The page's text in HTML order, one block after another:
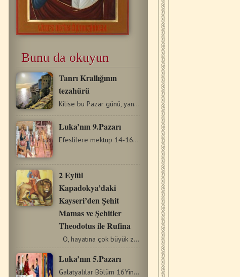
Bunu da okuyun
Tanrı Krallığının
tezahürü
Kilise bu Pazar günü, yani, Rab’bin Doğuş bayramı kutlamalarının…
Luka’nın 9.Pazarı
Efeslilere mektup 14-16Çünkü Mesih'in kendisi barışıklığımızdır.…
2 Eylül
Kapadokya’daki
Kayseri’den Şehit
Mamas ve Şehitler
Theodotus ile Rufina
O, hayatına çok büyük zorluklarla başladı. Annesi…
Luka’nın 5.Pazarı
Galatyalılar Bölüm 16Yine de kişinin, Kutsal Yasa'nın gereklerini…